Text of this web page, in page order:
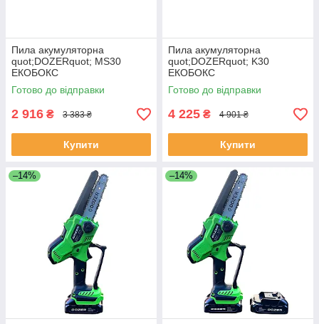
Пила акумуляторна
quot;DOZERquot; MS30
ЕКОБОКС
Готово до відправки
2 916 ₴ 3 383 ₴
Купити
Пила акумуляторна
quot;DOZERquot; K30
ЕКОБОКС
Готово до відправки
4 225 ₴ 4 901 ₴
Купити
–14% –14%